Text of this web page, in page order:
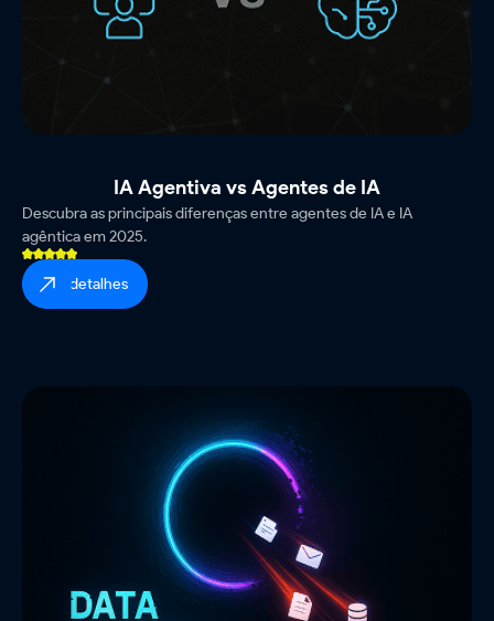
IA Agentiva vs Agentes de IA
Descubra as principais diferenças entre agentes de IA e IA
agêntica em 2025.
ver detalhes